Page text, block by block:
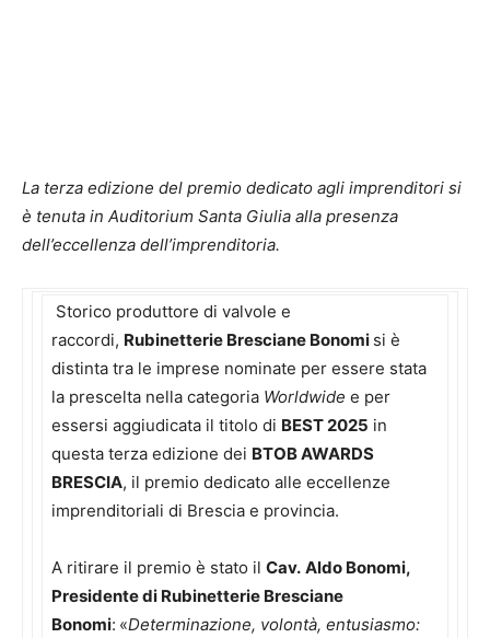
La terza edizione del premio dedicato agli imprenditori si
è tenuta in Auditorium Santa Giulia alla presenza
dell’eccellenza dell’imprenditoria.
Storico produttore di valvole e
raccordi, Rubinetterie Bresciane Bonomi si è
distinta tra le imprese nominate per essere stata
la prescelta nella categoria Worldwide e per
essersi aggiudicata il titolo di BEST 2025 in
questa terza edizione dei BTOB AWARDS
BRESCIA, il premio dedicato alle eccellenze
imprenditoriali di Brescia e provincia.
A ritirare il premio è stato il Cav. Aldo Bonomi,
Presidente di Rubinetterie Bresciane
Bonomi: «Determinazione, volontà, entusiasmo: